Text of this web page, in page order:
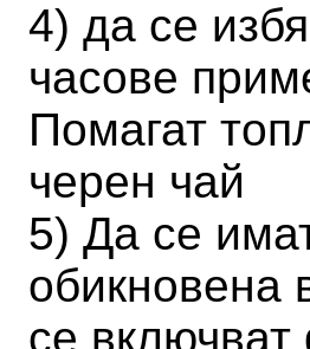
4) да се
часове
Помагат
черен чай
5) Да се
обикновена
се